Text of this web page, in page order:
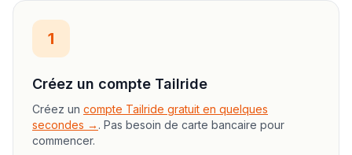
1
Créez un compte Tailride
Créez un compte Tailride gratuit en quelques
secondes → . Pas besoin de carte bancaire pour
commencer.